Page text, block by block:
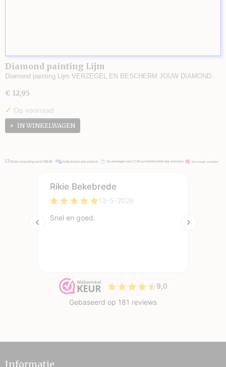
Diamond painting Lijm
Diamond painting Lijm VERZEGEL EN BESCHERM JOUW DIAMOND…
€ 12,95
✓ Op voorraad
IN WINKELWAGEN
Informatie